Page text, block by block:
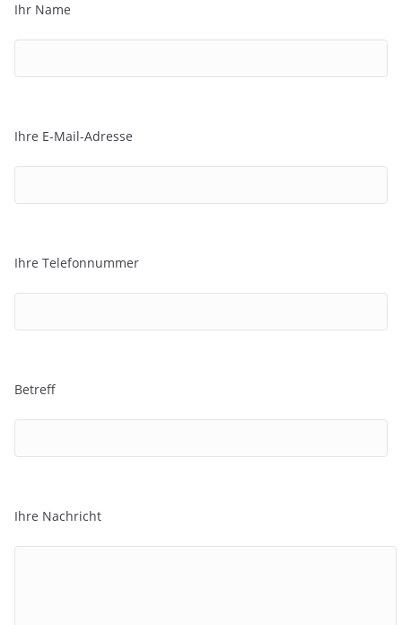
Ihr Name
Ihre E-Mail-Adresse
Ihre Telefonnummer
Betreff
Ihre Nachricht